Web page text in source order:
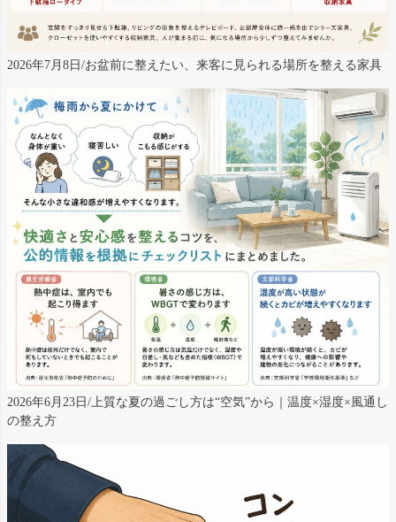
2026年7月8日/お盆前に整えたい、来客に見られる場所を整える家具
2026年6月23日/上質な夏の過ごし方は“空気”から｜温度×湿度×風通し
の整え方